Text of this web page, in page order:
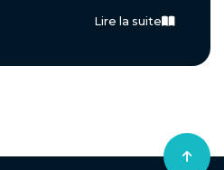
Lire la suite